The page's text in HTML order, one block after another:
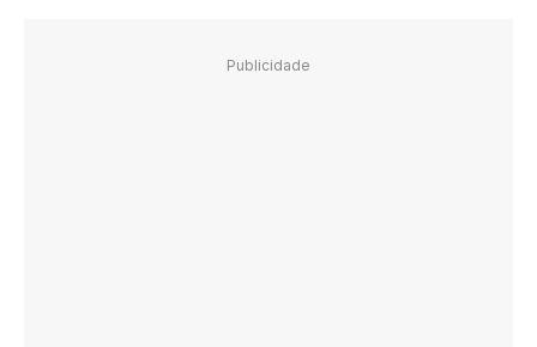
Publicidade